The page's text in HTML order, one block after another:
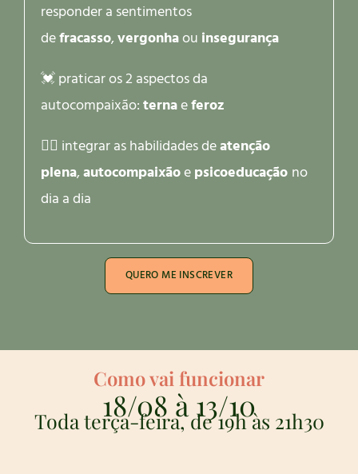
responder a sentimentos
defracasso,vergonhaou insegurança
💓 praticar os 2 aspectos da
autocompaixão:ternaeferoz
🧘‍♀️ integrar as habilidades deatenção
plena,autocompaixãoepsicoeducação no
dia a dia
QUERO ME INSCREVER
Como vai funcionar
18/08 à 13/10
Toda terça-feira, de 19h às 21h30